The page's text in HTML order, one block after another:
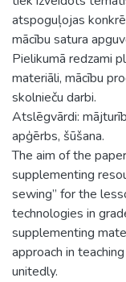
atspoguļojas
mācību satura
Pielikumā redzami
materiāli, mācību
skolnieču darbi.
Atslēgvārdi:
apģērbs, šūšana.
The aim of the
supplementing
sewing” for the
technologies in
supplementing
approach in
unitedly.